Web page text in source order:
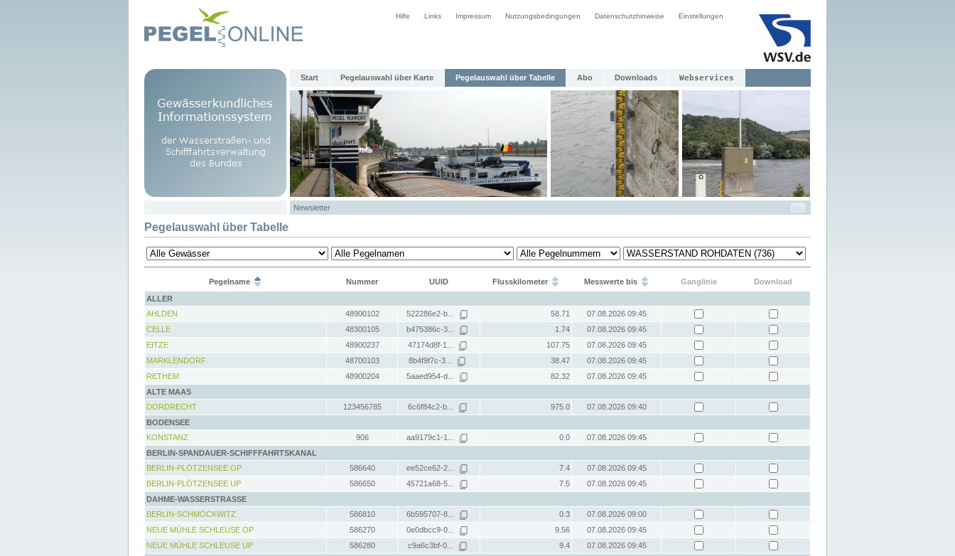
Hilfe Links Impressum Nutzungsbedingungen Datenschutzhinweise Einstellungen
Start Pegelauswahl über Karte Pegelauswahl über Tabelle Abo Downloads Webservices
Newsletter
Pegelauswahl über Tabelle
Pegelname Nummer UUID Flusskilometer Messwerte bis Ganglinie
Download
ALLER
AHLDEN
48900102 522286e2-b... 58.71
07.08.2026 09:45
CELLE
48300105 b475386c-3... 1.74
07.08.2026 09:45
EITZE
48900237 47174d8f-1... 107.75
07.08.2026 09:45
MARKLENDORF
48700103 8b4f9f7c-3... 38.47
07.08.2026 09:45
RETHEM
48900204 5aaed954-d... 82.32
07.08.2026 09:45
ALTE MAAS
DORDRECHT
123456785 6c6f84c2-b... 975.0
07.08.2026 09:40
BODENSEE
KONSTANZ
906 aa9179c1-1... 0.0
07.08.2026 09:45
BERLIN-SPANDAUER-SCHIFFFAHRTSKANAL
BERLIN-PLÖTZENSEE OP
586640 ee52ce62-2... 7.4
07.08.2026 09:45
BERLIN-PLÖTZENSEE UP
586650 45721a68-5... 7.5
07.08.2026 09:45
DAHME-WASSERSTRASSE
BERLIN-SCHMÖCKWITZ
586810 6b595707-8... 0.3
07.08.2026 09:00
NEUE MÜHLE SCHLEUSE OP
586270 0e0dbcc9-0... 9.56
07.08.2026 09:45
NEUE MÜHLE SCHLEUSE UP
586280 c9a6c3bf-0... 9.4
07.08.2026 09:45